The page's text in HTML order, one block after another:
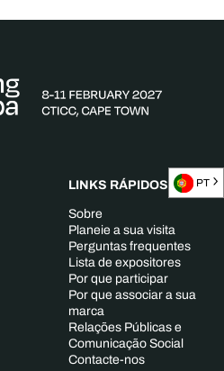
LINKS RÁPIDOS
Sobre
Planeie a sua visita
Perguntas frequentes
Lista de expositores
Por que participar
Por que associar a sua
marca
Relações Públicas e
Comunicação Social
Contacte-nos
PT